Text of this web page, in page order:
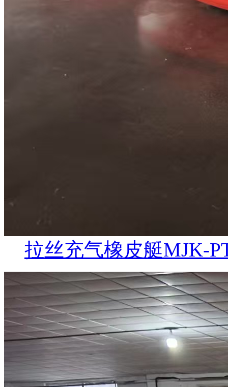
拉丝充气橡皮艇MJK-